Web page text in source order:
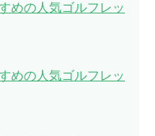
めの人気ゴルフレッ
めの人気ゴルフレッ